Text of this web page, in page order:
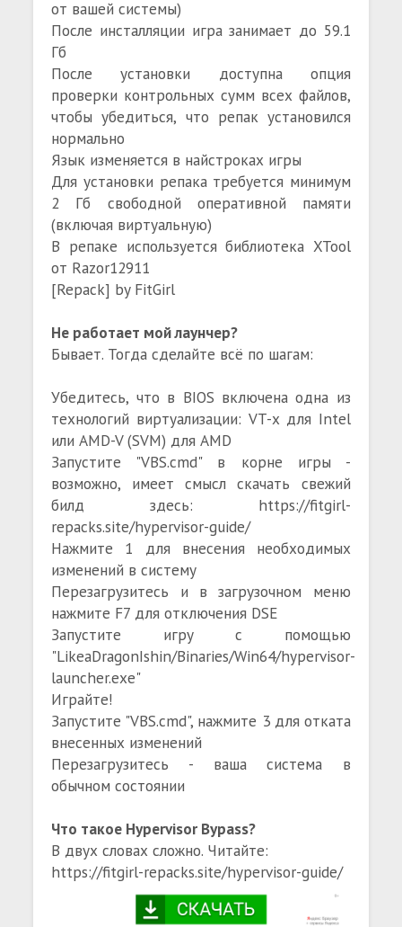
от вашей системы)
После инсталляции игра занимает до 59.1
Гб
После установки доступна опция
проверки контрольных сумм всех файлов,
чтобы убедиться, что репак установился
нормально
Язык изменяется в найстроках игры
Для установки репака требуется минимум
2 Гб свободной оперативной памяти
(включая виртуальную)
В репаке используется библиотека XTool
от Razor12911
[Repack] by FitGirl
Не работает мой лаунчер?
Бывает. Тогда сделайте всё по шагам:
Убедитесь, что в BIOS включена одна из
технологий виртуализации: VT-x для Intel
или AMD-V (SVM) для AMD
Запустите "VBS.cmd" в корне игры -
возможно, имеет смысл скачать свежий
билд здесь: https://fitgirl-
repacks.site/hypervisor-guide/
Нажмите 1 для внесения необходимых
изменений в систему
Перезагрузитесь и в загрузочном меню
нажмите F7 для отключения DSE
Запустите игру с помощью
"LikeaDragonIshin/Binaries/Win64/hypervisor-
launcher.exe"
Играйте!
Запустите "VBS.cmd", нажмите 3 для отката
внесенных изменений
Перезагрузитесь - ваша система в
обычном состоянии
Что такое Hypervisor Bypass?
В двух словах сложно. Читайте:
https://fitgirl-repacks.site/hypervisor-guide/